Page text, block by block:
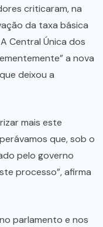
criticaram, na
da taxa básica
Central Única dos
a nova
deixou a
mais este
que, sob o
pelo governo
processo”, afirma
parlamento e nos